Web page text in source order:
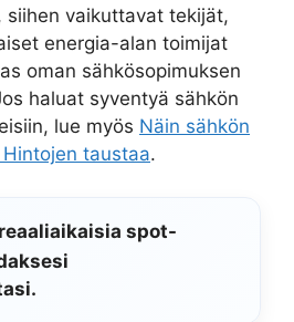
siihen vaikuttavat tekijät,
energia-alan toimijat
oman sähkösopimuksen
haluat syventyä sähkön
lue myös Näin sähkön
taustaa.
spot-